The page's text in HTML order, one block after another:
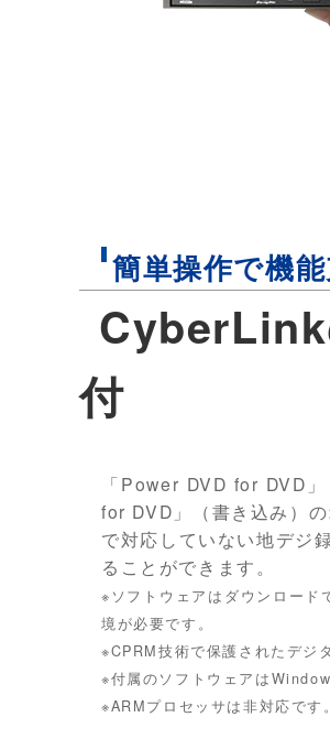
簡単操作で機
付
「Power DVD for DVD
for DVD」（書き込み）
で対応していない地デジ
ることができます。
※ソフトウェアはダウンロード
境が必要です。
※CPRM技術で保護されたデジ
※付属のソフトウェアは
※ARMプロセッサは非対応です